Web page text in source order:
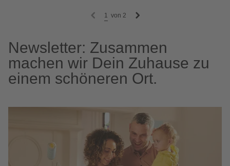
1 von 2
Newsletter: Zusammen
machen wir Dein Zuhause zu
einem schöneren Ort.